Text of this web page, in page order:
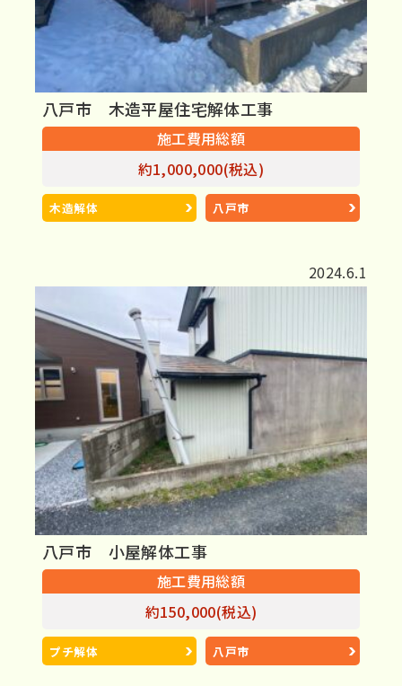
八戸市 木造平屋住宅解体工事
施工費用総額
約1,000,000(税込)
木造解体 八戸市
2024.6.1
八戸市 小屋解体工事
施工費用総額
約150,000(税込)
プチ解体 八戸市